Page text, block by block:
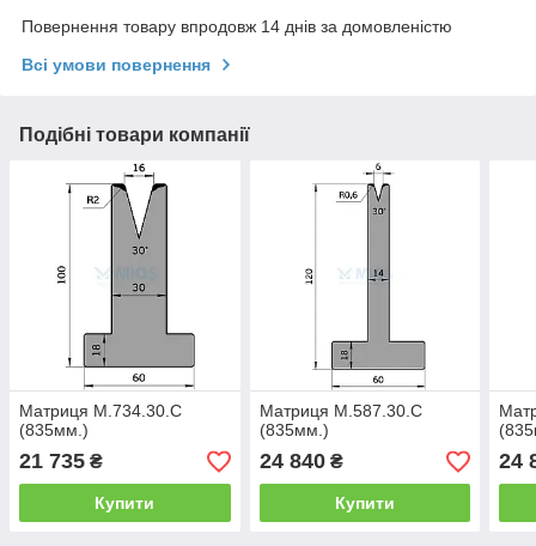
Повернення товару впродовж 14 днів за домовленістю
Всі умови повернення
Подібні товари компанії
Матриця M.734.30.C
(835мм.)
21 735 ₴
Купити
Матриця M.587.30.C
(835мм.)
24 840₴
Купити
24